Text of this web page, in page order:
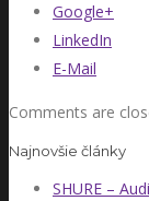
Google+
LinkedIn
E-Mail
Comments are
Najnovšie články
SHURE –